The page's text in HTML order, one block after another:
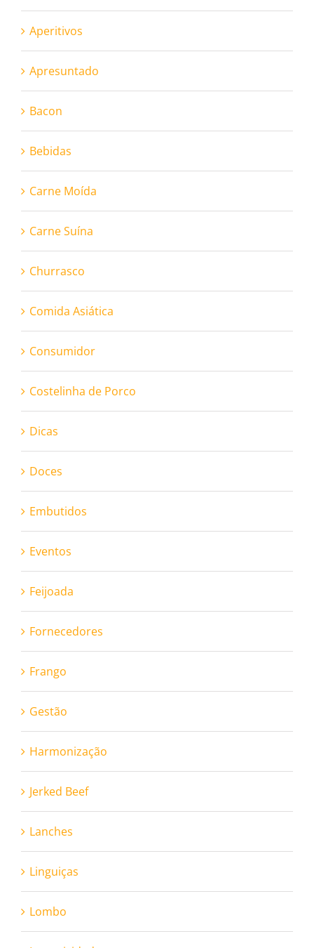
Aperitivos
Apresuntado
Bacon
Bebidas
Carne Moída
Carne Suína
Churrasco
Comida Asiática
Consumidor
Costelinha de Porco
Dicas
Doces
Embutidos
Eventos
Feijoada
Fornecedores
Frango
Gestão
Harmonização
Jerked Beef
Lanches
Linguiças
Lombo